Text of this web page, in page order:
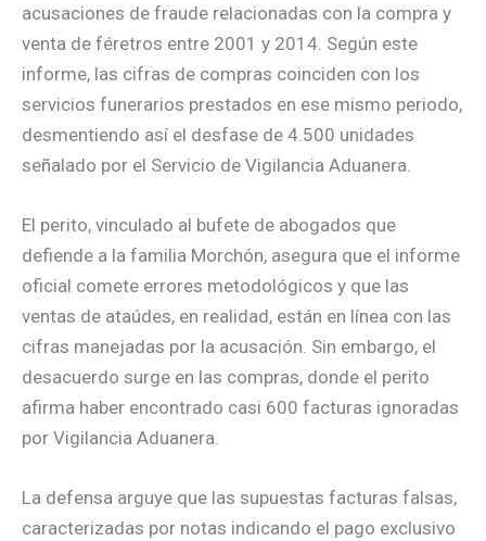
acusaciones de fraude relacionadas con la compra y
venta de féretros entre 2001 y 2014. Según este
informe, las cifras de compras coinciden con los
servicios funerarios prestados en ese mismo periodo,
desmentiendo así el desfase de 4.500 unidades
señalado por el Servicio de Vigilancia Aduanera.
El perito, vinculado al bufete de abogados que
defiende a la familia Morchón, asegura que el informe
oficial comete errores metodológicos y que las
ventas de ataúdes, en realidad, están en línea con las
cifras manejadas por la acusación. Sin embargo, el
desacuerdo surge en las compras, donde el perito
afirma haber encontrado casi 600 facturas ignoradas
por Vigilancia Aduanera.
La defensa arguye que las supuestas facturas falsas,
caracterizadas por notas indicando el pago exclusivo